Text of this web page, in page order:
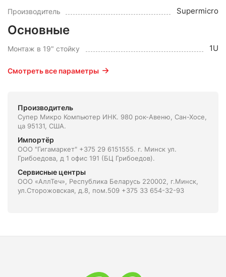
Производитель Supermicro
Основные
Монтаж в 19" стойку 1U
Смотреть все параметры
Производитель
Супер Микро Компьютер ИНК. 980 рок-Авеню, Сан-Хосе,
ца 95131, США.
Импортёр
ООО "Гигамаркет" +375 29 6151555. г. Минск ул.
Грибоедова, д 1 офис 191 (БЦ Грибоедов).
Сервисные центры
ООО «АллТеч», Республика Беларусь 220002, г.Минск,
ул.Сторожовская, д.8, пом.509 +375 33 654-32-93